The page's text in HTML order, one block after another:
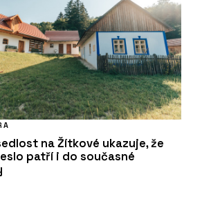
na Žítkové ukazuje, že
patří i do současné